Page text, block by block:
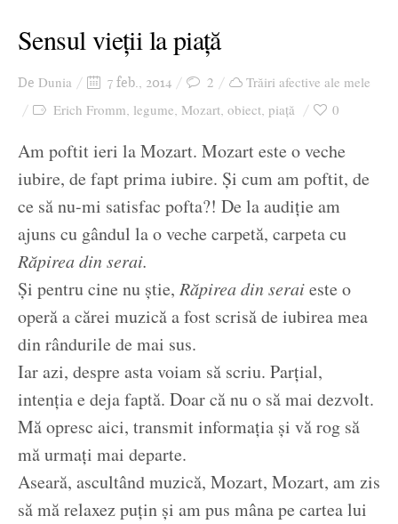
Sensul vieții la piață
De Dunia 7 feb., 2014 2
Trăiri afective ale mele
Erich Fromm, legume, Mozart, obiect, piață 0
Am poftit ieri la Mozart. Mozart este o veche
iubire, de fapt prima iubire. Și cum am poftit, de
ce să nu-mi satisfac pofta?! De la audiție am
ajuns cu gândul la o veche carpetă, carpeta cu
Răpirea din serai.
Și pentru cine nu știe, Răpirea din seraieste o
operă a cărei muzică a fost scrisă de iubirea mea
din rândurile de mai sus.
Iar azi, despre asta voiam să scriu. Parțial,
intenția e deja faptă. Doar că nu o să mai dezvolt.
Mă opresc aici, transmit informația și vă rog să
mă urmați mai departe.
Aseară, ascultând muzică, Mozart, Mozart, am zis
să mă relaxez puțin și am pus mâna pe cartea lui